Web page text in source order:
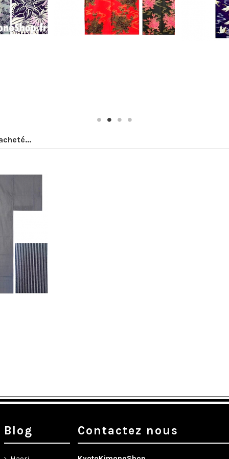
Blog Contactez nous